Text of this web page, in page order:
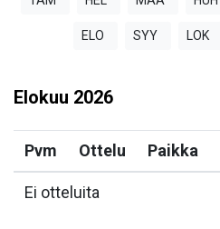
ELO SYY LOK
Elokuu 2026
Pvm Ottelu Paikka
Ei otteluita